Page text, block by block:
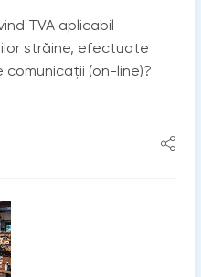
TVA aplicabil
străine, efectuate
comunicații (on-line)?